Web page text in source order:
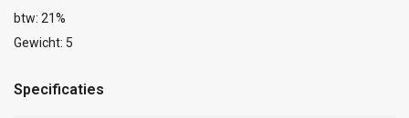
btw: 21%
Gewicht: 5
Specificaties